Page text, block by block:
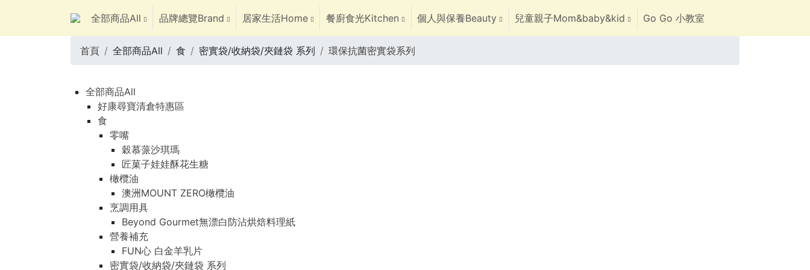
全部商品All 品牌總覽Brand 居家生活Home 餐廚食光Kitchen 個人與保養Beauty 兒童親子Mom&baby&kid Go Go 小教室
首頁 全部商品All 食 密實袋/收納袋/夾鏈袋 系列 環保抗菌密實袋系列
全部商品All
好康尋寶清倉特惠區
食
零嘴
穀慕蒎沙琪瑪
匠菓子娃娃酥花生糖
橄欖油
澳洲MOUNT ZERO橄欖油
烹調用具
Beyond Gourmet無漂白防沾烘焙料理紙
營養補充
FUN心 白金羊乳片
密實袋/收納袋/夾鏈袋 系列